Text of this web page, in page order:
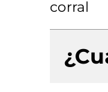
corral